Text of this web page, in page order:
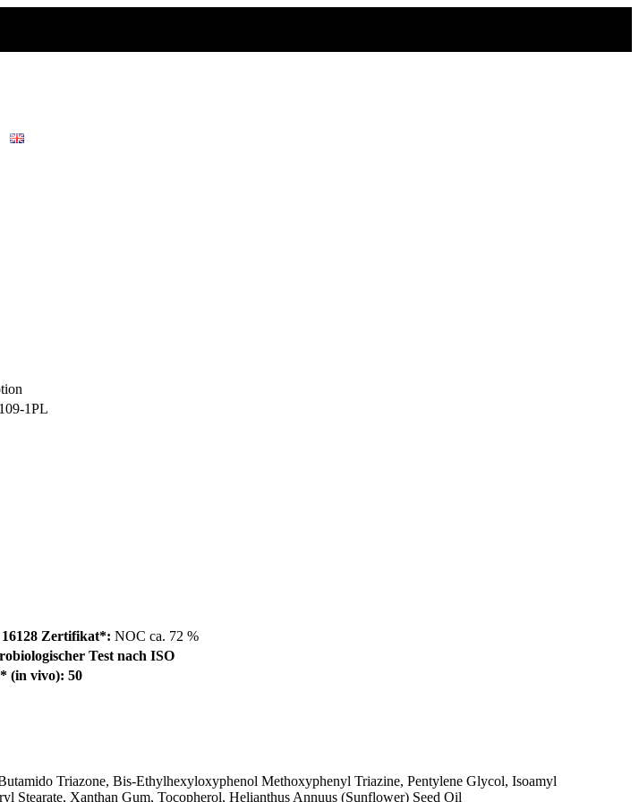
1PL
Zertifikat*: NOC ca. 72 %
Test nach ISO
(in vivo): 50
Triazone, Bis-Ethylhexyloxyphenol Methoxyphenyl Triazine, Pentylene Glycol, Isoamyl
Stearate, Xanthan Gum, Tocopherol, Helianthus Annuus (Sunflower) Seed Oil